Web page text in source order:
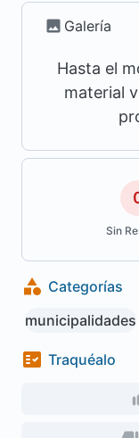
Galería
Hasta el
material
Sin
Categorías
municipalidades
Traquéalo